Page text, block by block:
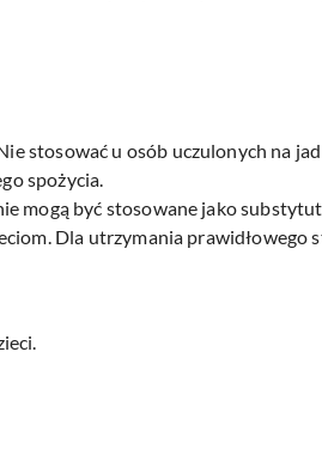
stosować u osób uczulonych na jad
spożycia.
mogą być stosowane jako
Dla utrzymania prawidłowego